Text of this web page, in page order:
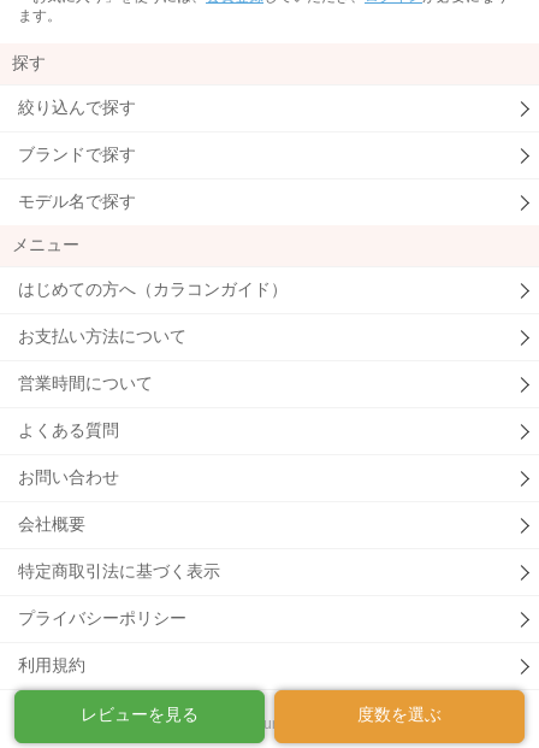
レビューを見る 度数を選ぶ
ます。
探す
絞り込んで探す
ブランドで探す
モデル名で探す
メニュー
はじめての方へ（カラコンガイド）
お支払い方法について
営業時間について
よくある質問
お問い合わせ
会社概要
特定商取引法に基づく表示
プライバシーポリシー
利用規約
© Humour.Co.,Ltd.